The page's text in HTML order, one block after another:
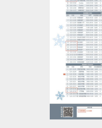
12/31 前：多門課程享
【原班學員定義】
曾參加完整 11–12 月
班成功且無退費紀錄之
詳細課程與報名方式，
課務部：03-2639066
桃園市蘆竹國民運動中心